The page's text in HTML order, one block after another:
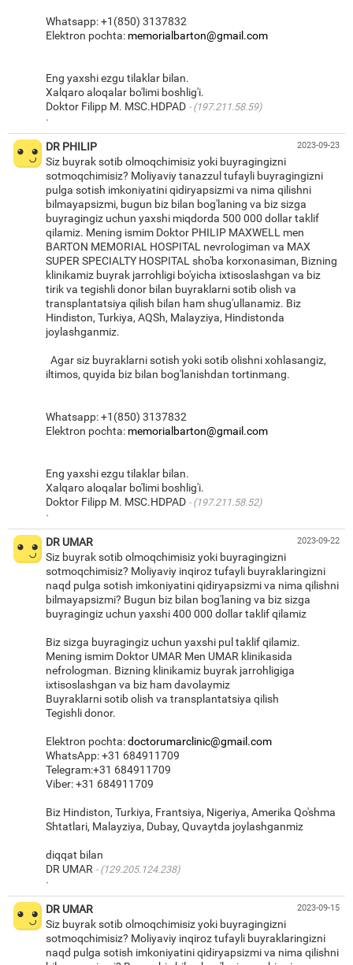
Whatsapp: +1(850) 3137832
Elektron pochta: memorialbarton@gmail.com
Eng yaxshi ezgu tilaklar bilan.
Xalqaro aloqalar bo'limi boshlig'i.
Doktor Filipp M. MSC.HDPAD
(197.211.58.59)
·
2023-09-23
DR PHILIP
Siz buyrak sotib olmoqchimisiz yoki buyragingizni
sotmoqchimisiz? Moliyaviy tanazzul tufayli buyragingizni
pulga sotish imkoniyatini qidiryapsizmi va nima qilishni
bilmayapsizmi, bugun biz bilan bog'laning va biz sizga
buyragingiz uchun yaxshi miqdorda 500 000 dollar taklif
qilamiz. Mening ismim Doktor PHILIP MAXWELL men
BARTON MEMORIAL HOSPITAL nevrologiman va MAX
SUPER SPECIALTY HOSPITAL sho'ba korxonasiman, Bizning
klinikamiz buyrak jarrohligi bo'yicha ixtisoslashgan va biz
tirik va tegishli donor bilan buyraklarni sotib olish va
transplantatsiya qilish bilan ham shug'ullanamiz. Biz
Hindiston, Turkiya, AQSh, Malayziya, Hindistonda
joylashganmiz.
Agar siz buyraklarni sotish yoki sotib olishni xohlasangiz,
iltimos, quyida biz bilan bog'lanishdan tortinmang.
Whatsapp: +1(850) 3137832
Elektron pochta: memorialbarton@gmail.com
Eng yaxshi ezgu tilaklar bilan.
Xalqaro aloqalar bo'limi boshlig'i.
Doktor Filipp M. MSC.HDPAD
(197.211.58.52)
·
2023-09-22
DR UMAR
Siz buyrak sotib olmoqchimisiz yoki buyragingizni
sotmoqchimisiz? Moliyaviy inqiroz tufayli buyraklaringizni
naqd pulga sotish imkoniyatini qidiryapsizmi va nima qilishni
bilmayapsizmi? Bugun biz bilan bog'laning va biz sizga
buyragingiz uchun yaxshi 400 000 dollar taklif qilamiz
Biz sizga buyragingiz uchun yaxshi pul taklif qilamiz.
Mening ismim Doktor UMAR Men UMAR klinikasida
nefrologman. Bizning klinikamiz buyrak jarrohligiga
ixtisoslashgan va biz ham davolaymiz
Buyraklarni sotib olish va transplantatsiya qilish
Tegishli donor.
Elektron pochta:doctorumarclinic@gmail.com
WhatsApp: +31 684911709
Telegram:+31 684911709
Viber: +31 684911709
Biz Hindiston, Turkiya, Frantsiya, Nigeriya, Amerika Qo'shma
Shtatlari, Malayziya, Dubay, Quvaytda joylashganmiz
diqqat bilan
DR UMAR
(129.205.124.238)
·
2023-09-15
DR UMAR
Siz buyrak sotib olmoqchimisiz yoki buyragingizni
sotmoqchimisiz? Moliyaviy inqiroz tufayli buyraklaringizni
naqd pulga sotish imkoniyatini qidiryapsizmi va nima qilishni